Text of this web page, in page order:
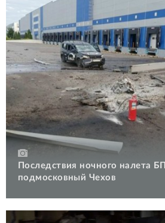
Последствия ночного налета
подмосковный Чехов